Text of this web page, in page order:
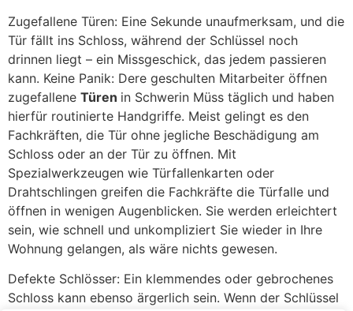
Zugefallene Türen: Eine Sekunde unaufmerksam, und die
Tür fällt ins Schloss, während der Schlüssel noch
drinnen liegt – ein Missgeschick, das jedem passieren
kann. Keine Panik: Dere geschulten Mitarbeiter öffnen
zugefallene Türen in Schwerin Müss täglich und haben
hierfür routinierte Handgriffe. Meist gelingt es den
Fachkräften, die Tür ohne jegliche Beschädigung am
Schloss oder an der Tür zu öffnen. Mit
Spezialwerkzeugen wie Türfallenkarten oder
Drahtschlingen greifen die Fachkräfte die Türfalle und
öffnen in wenigen Augenblicken. Sie werden erleichtert
sein, wie schnell und unkompliziert Sie wieder in Ihre
Wohnung gelangen, als wäre nichts gewesen.
Defekte Schlösser: Ein klemmendes oder gebrochenes
Schloss kann ebenso ärgerlich sein. Wenn der Schlüssel